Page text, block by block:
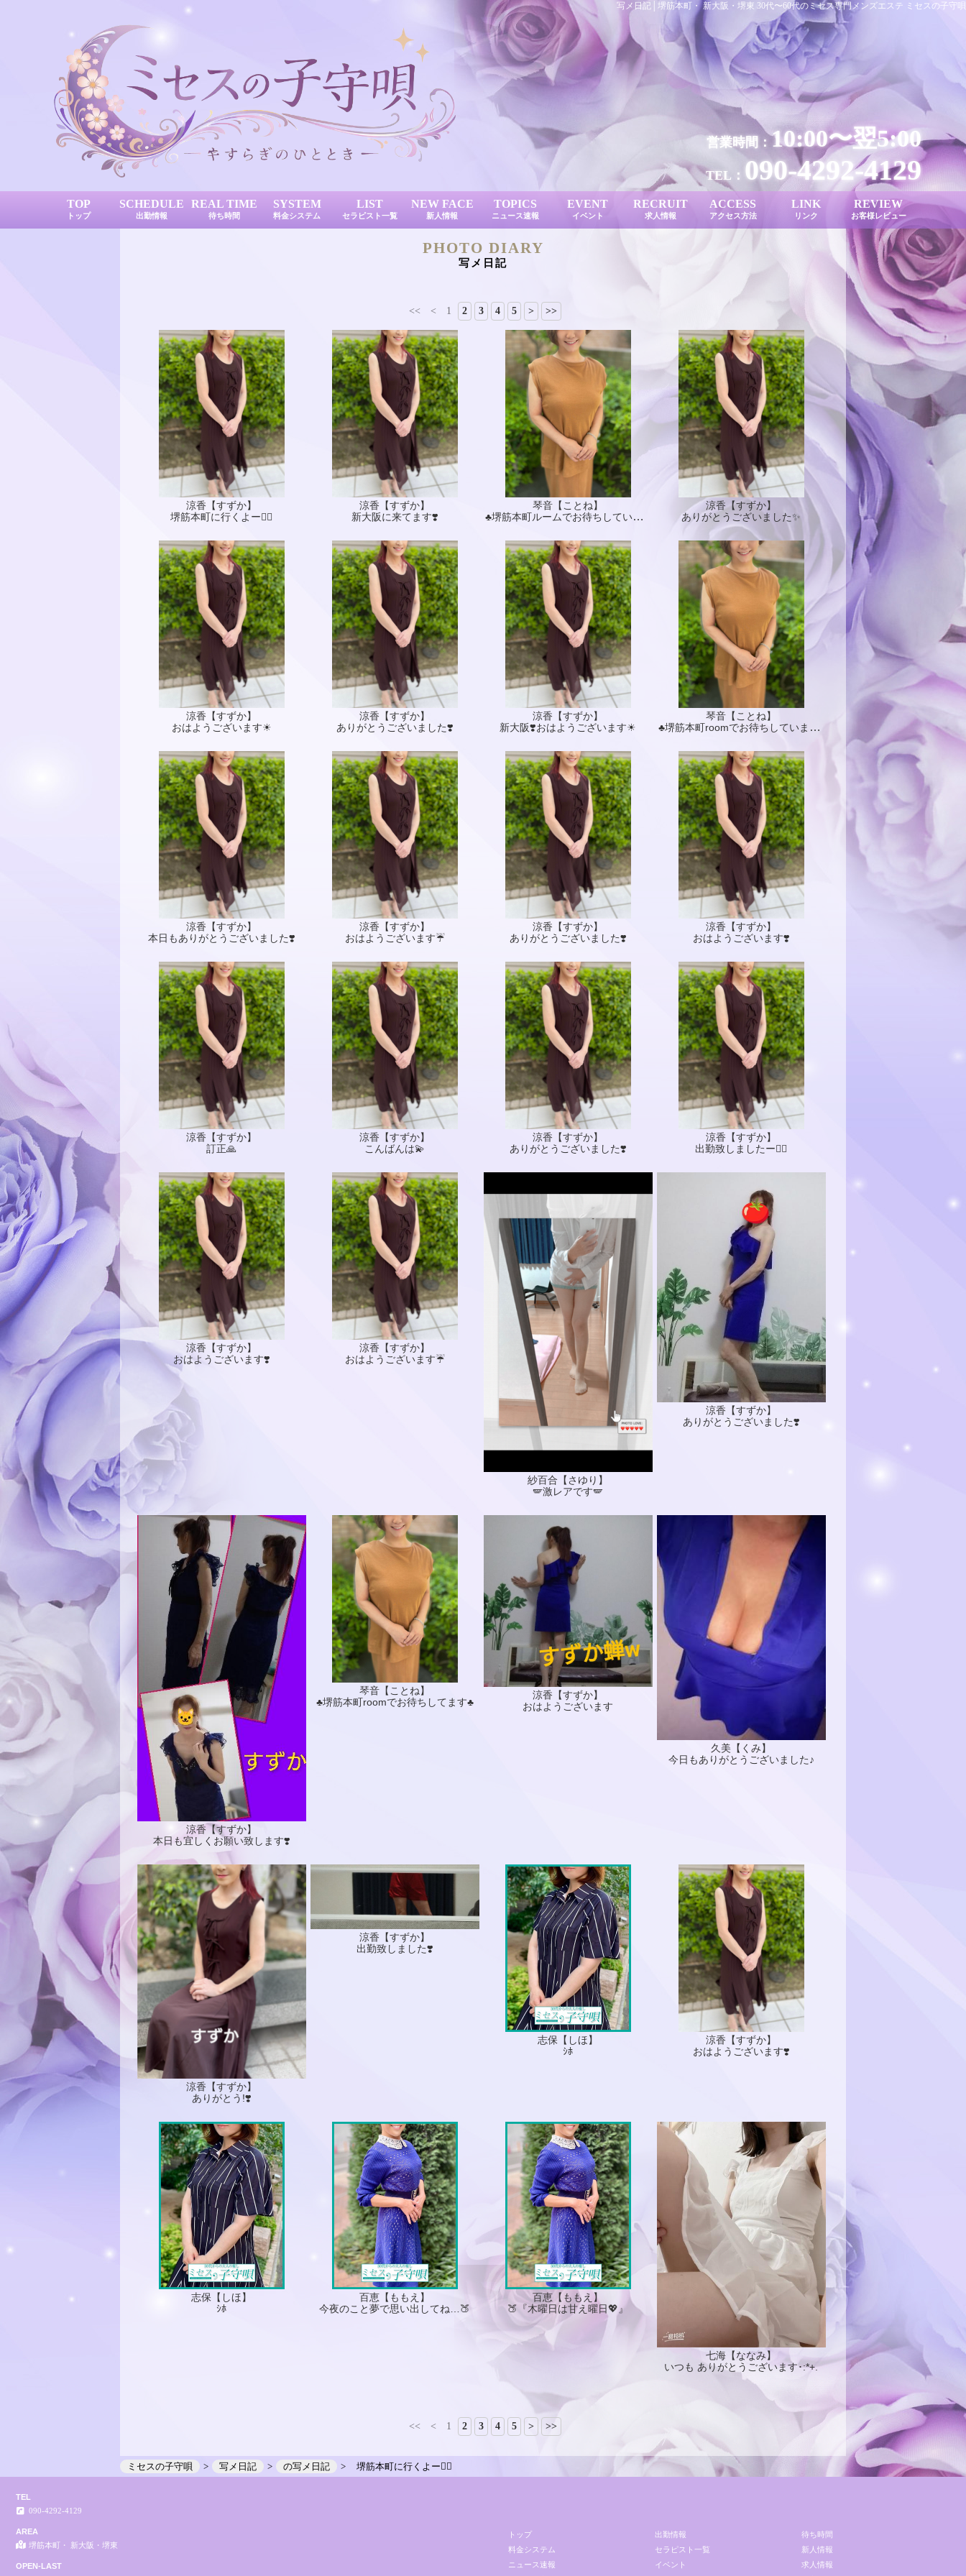
写メ日記│堺筋本町・ 新大阪・堺東 30代〜60代のミセス専門メンズエステ ミセスの子守唄
営業時間： 10:00〜翌5:00
TEL： 090-4292-4129
TOP
トップ
SCHEDULE
出勤情報
REAL TIME
待ち時間
SYSTEM
料金システム
LIST
セラピスト一覧
NEW FACE
新人情報
TOPICS
ニュース速報
EVENT
イベント
RECRUIT
求人情報
ACCESS
アクセス方法
LINK
リンク
REVIEW
お客様レビュー
PHOTO DIARY
写メ日記
<< < 1 2 3 4 5 > >>
涼香【すずか】
堺筋本町に行くよー🙋‍♀
涼香【すずか】
新大阪に来てます❣️
琴音【ことね】
♣️堺筋本町ルームでお待ちしています♣️
涼香【すずか】
ありがとうございました✨
涼香【すずか】
おはようございます☀
涼香【すずか】
ありがとうございました❣️
涼香【すずか】
新大阪❣️おはようございます☀
琴音【ことね】
♣️堺筋本町roomでお待ちしています♣️
涼香【すずか】
本日もありがとうございました❣️
涼香【すずか】
おはようございます☔
涼香【すずか】
ありがとうございました❣️
涼香【すずか】
おはようございます❣️
涼香【すずか】
訂正🙏
涼香【すずか】
こんばんは💫
涼香【すずか】
ありがとうございました❣️
涼香【すずか】
出勤致しましたー🙋‍♀
涼香【すずか】
おはようございます❣️
涼香【すずか】
おはようございます☔
紗百合【さゆり】
🪽激レアです🪽
涼香【すずか】
ありがとうございました❣️
涼香【すずか】
本日も宜しくお願い致します❣️
琴音【ことね】
♣️堺筋本町roomでお待ちしてます♣️
涼香【すずか】
おはようございます
久美【くみ】
今日もありがとうございました♪
涼香【すずか】
ありがとう!❣️
涼香【すずか】
出勤致しました❣️
志保【しほ】
ｼﾎ
涼香【すずか】
おはようございます❣️
志保【しほ】
ｼﾎ
百恵【ももえ】
今夜のこと夢で思い出してね…🍑
百恵【ももえ】
🍑『木曜日は甘え曜日💖』
七海【ななみ】
いつも ありがとうございます･:*+.
<< < 1 2 3 4 5 > >>
ミセスの子守唄 写メ日記 の写メ日記 堺筋本町に行くよー🙋‍♀
TEL
090-4292-4129
AREA
堺筋本町・ 新大阪・堺東
OPEN-LAST
トップ 出勤情報
待ち時間
料金システム
セラピスト一覧
新人情報
ニュース速報
イベント
求人情報